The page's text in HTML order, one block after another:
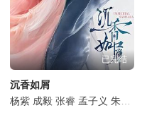
王凯 邓伦 杨烁 张陆 吴昊宸 祖峰
已完结
沉香如屑
杨紫 成毅 张睿 孟子义 朱泳腾